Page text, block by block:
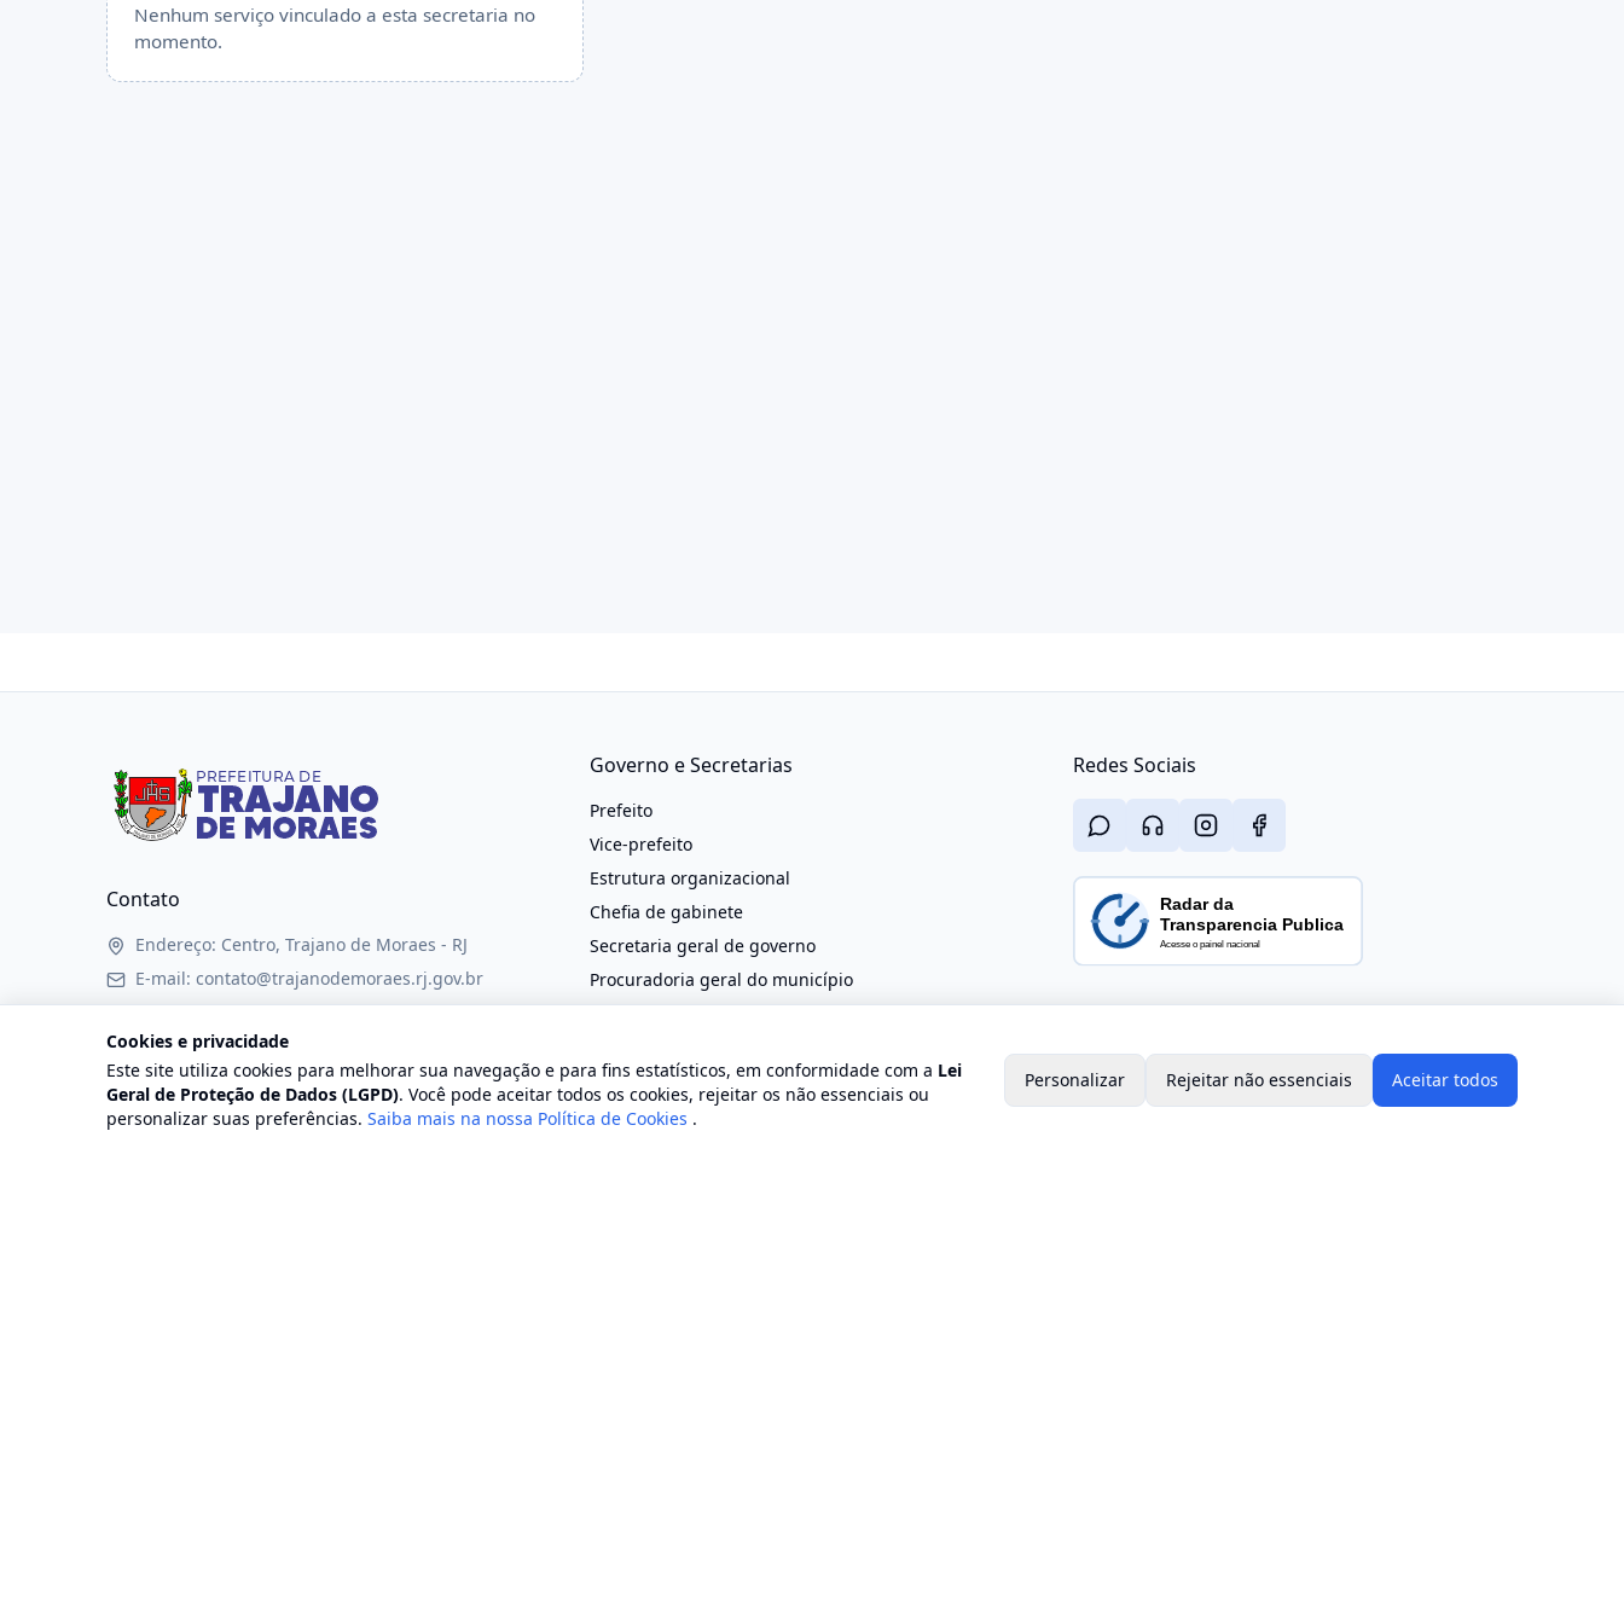
Nenhum serviço vinculado a esta secretaria no
momento.
Contato
Endereço: Centro, Trajano de Moraes - RJ
E-mail: contato@trajanodemoraes.rj.gov.br
Atendimento: Segunda a sexta-feira, das 8h às 17h
Governo e Secretarias
Prefeito
Vice-prefeito
Estrutura organizacional
Chefia de gabinete
Secretaria geral de governo
Procuradoria geral do município
Controladoria geral do município
reestruturação
Secretaria municipal de agricultura
Redes Sociais
Cookies e privacidade
Este site utiliza cookies para melhorar sua navegação e para fins estatísticos, em conformidade com a Lei
Geral de Proteção de Dados (LGPD). Você pode aceitar todos os cookies, rejeitar os não essenciais ou
personalizar suas preferências. Saiba mais na nossa Política de Cookies .
Personalizar Rejeitar não essenciais Aceitar todos